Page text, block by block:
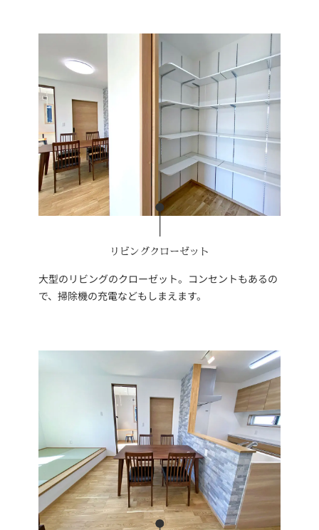
リビングクローゼット
大型のリビングのクローゼット。コンセントもあるの
で、掃除機の充電などもしまえます。